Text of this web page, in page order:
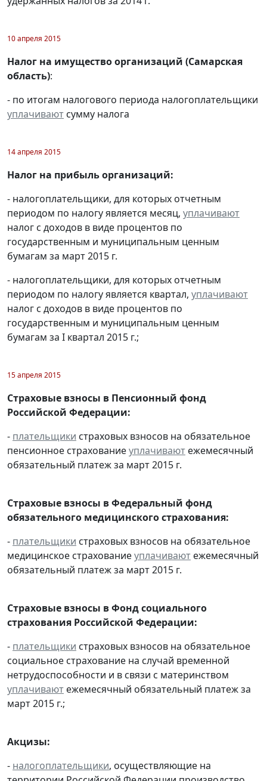
10 апреля 2015
Налог на имущество организаций (Самарская
область):
- по итогам налогового периода налогоплательщики
уплачивают сумму налога
14 апреля 2015
Налог на прибыль организаций:
- налогоплательщики, для которых отчетным
периодом по налогу является месяц, уплачивают
налог с доходов в виде процентов по
государственным и муниципальным ценным
бумагам за март 2015 г.
- налогоплательщики, для которых отчетным
периодом по налогу является квартал, уплачивают
налог с доходов в виде процентов по
государственным и муниципальным ценным
бумагам за I квартал 2015 г.;
15 апреля 2015
Страховые взносы в Пенсионный фонд
Российской Федерации:
- плательщики страховых взносов на обязательное
пенсионное страхованиеуплачивают ежемесячный
обязательный платеж за март 2015 г.
Страховые взносы в Федеральный фонд
обязательного медицинского страхования:
- плательщики страховых взносов на обязательное
медицинское страхованиеуплачивают ежемесячный
обязательный платеж за март 2015 г.
Страховые взносы в Фонд социального
страхования Российской Федерации:
- плательщики страховых взносов на обязательное
социальное страхование на случай временной
нетрудоспособности и в связи с материнством
уплачивают ежемесячный обязательный платеж за
март 2015 г.;
Акцизы:
- налогоплательщики, осуществляющие на